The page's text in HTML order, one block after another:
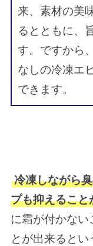
来、素材の美
るとともに、
す。ですから
なしの冷凍エ
できます。
冷凍しながら
プも抑えること
に霜が付かない
とが出来ると